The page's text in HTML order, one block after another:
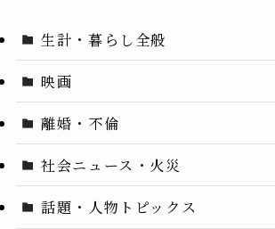
生計・暮らし全般
映画
離婚・不倫
社会ニュース・火災
話題・人物トピックス